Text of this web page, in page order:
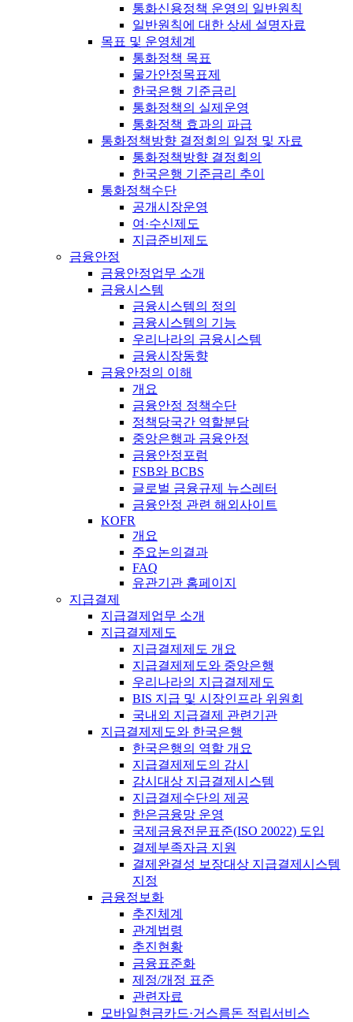
통화신용정책 운영의 일반원칙
일반원칙에 대한 상세 설명자료
목표 및 운영체계
통화정책 목표
물가안정목표제
한국은행 기준금리
통화정책의 실제운영
통화정책 효과의 파급
통화정책방향 결정회의 일정 및 자료
통화정책방향 결정회의
한국은행 기준금리 추이
통화정책수단
공개시장운영
여·수신제도
지급준비제도
금융안정
금융안정업무 소개
금융시스템
금융시스템의 정의
금융시스템의 기능
우리나라의 금융시스템
금융시장동향
금융안정의 이해
개요
금융안정 정책수단
정책당국간 역할분담
중앙은행과 금융안정
금융안정포럼
FSB와 BCBS
글로벌 금융규제 뉴스레터
금융안정 관련 해외사이트
KOFR
개요
주요논의결과
FAQ
유관기관 홈페이지
지급결제
지급결제업무 소개
지급결제제도
지급결제제도 개요
지급결제제도와 중앙은행
우리나라의 지급결제제도
BIS 지급 및 시장인프라 위원회
국내외 지급결제 관련기관
지급결제제도와 한국은행
한국은행의 역할 개요
지급결제제도의 감시
감시대상 지급결제시스템
지급결제수단의 제공
한은금융망 운영
국제금융전문표준(ISO 20022) 도입
결제부족자금 지원
결제완결성 보장대상 지급결제시스템
지정
금융정보화
추진체계
관계법령
추진현황
금융표준화
제정/개정 표준
관련자료
모바일현금카드·거스름돈 적립서비스